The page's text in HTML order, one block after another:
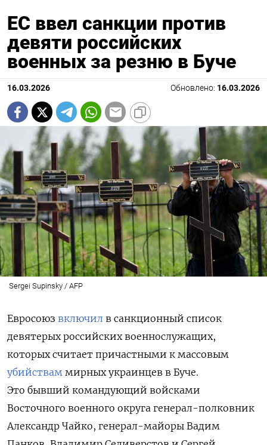
ЕС ввел санкции против
девяти российских
военных за резню в Буче
16.03.2026 Обновлено: 16.03.2026
Sergei Supinsky / AFP
Евросоюз включил в санкционный список
девятерых российских военнослужащих,
которых считает причастными к массовым
убийствам мирных украинцев в Буче.
Это бывший командующий войсками
Восточного военного округа генерал-полковник
Александр Чайко, генерал-майоры Вадим